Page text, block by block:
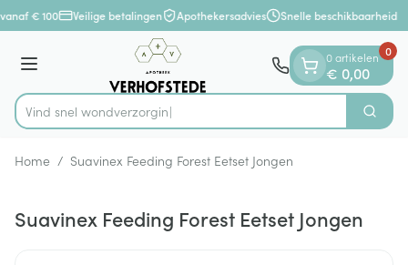
Ga naar de inhoud
1 van 1
€ 100 Veilige betalingen Apothekersadvies Snelle beschikbaarheid
Menu
Product, merk, categorie...
Vind snel wondv Zoek
0 artikelen
€ 0,00
0
Home / Suavinex Feeding Forest Eetset Jongen
Suavinex Feeding Forest Eetset Jongen